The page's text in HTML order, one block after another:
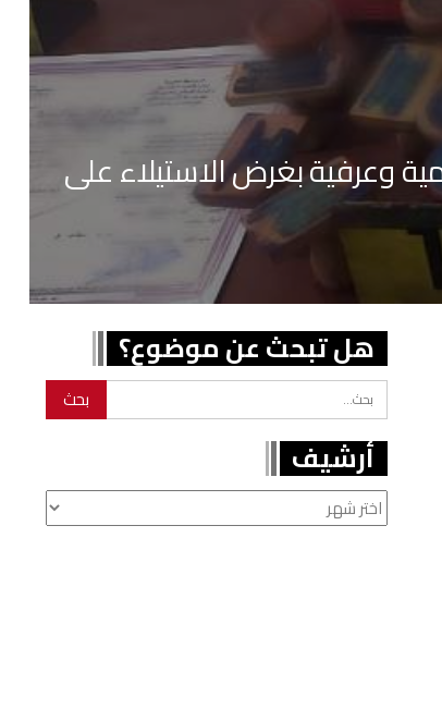
وعرفية بغرض الاستيلاء على
هل تبحث عن موضوع؟
أرشيف
أرشيف